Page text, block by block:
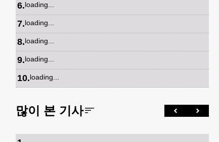
6.loading...
7.loading...
8.loading...
9.loading...
10.loading...
많이 본 기사